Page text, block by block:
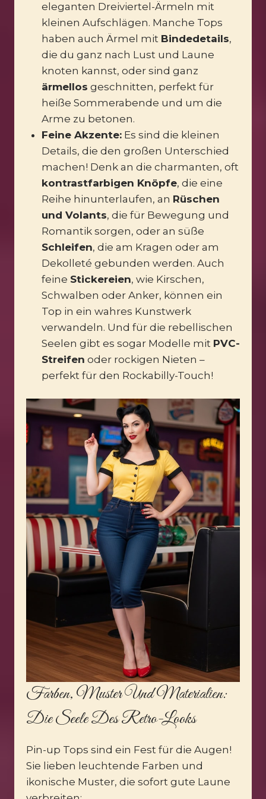
eleganten Dreiviertel-Ärmeln mit
kleinen Aufschlägen. Manche Tops
haben auch Ärmel mit Bindedetails,
die du ganz nach Lust und Laune
knoten kannst, oder sind ganz
ärmellos geschnitten, perfekt für
heiße Sommerabende und um die
Arme zu betonen.
Feine Akzente:Es sind die kleinen
Details, die den großen Unterschied
machen! Denk an die charmanten, oft
kontrastfarbigen Knöpfe, die eine
Reihe hinunterlaufen, an Rüschen
und Volants, die für Bewegung und
Romantik sorgen, oder an süße
Schleifen, die am Kragen oder am
Dekolleté gebunden werden. Auch
feine Stickereien, wie Kirschen,
Schwalben oder Anker, können ein
Top in ein wahres Kunstwerk
verwandeln. Und für die rebellischen
Seelen gibt es sogar Modelle mit PVC-
Streifen oder rockigen Nieten –
perfekt für den Rockabilly-Touch!
Farben, Muster Und Materialien:
Die Seele Des Retro-Looks
Pin-up Tops sind ein Fest für die Augen!
Sie lieben leuchtende Farben und
ikonische Muster, die sofort gute Laune